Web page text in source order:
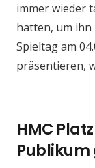
immer wieder
hatten, um ihn
Spieltag am
präsentieren,
HMC